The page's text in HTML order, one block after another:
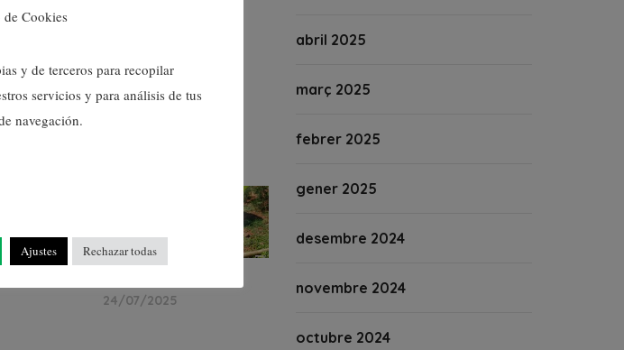
CULTURALS I
RECOL·LECCIÓ DE
24/07/2025
abril 2025
març 2025
febrer 2025
gener 2025
desembre 2024
novembre 2024
octubre 2024
de Cookies
y de terceros para recopilar
servicios y para análisis de tus
navegación.
Ajustes Rechazar todas